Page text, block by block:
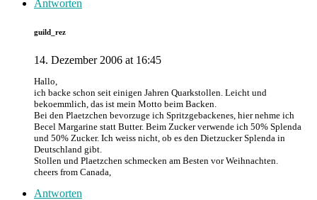
Antworten
guild_rez
14. Dezember 2006 at 16:45
Hallo,
ich backe schon seit einigen Jahren Quarkstollen. Leicht und
bekoemmlich, das ist mein Motto beim Backen.
Bei den Plaetzchen bevorzuge ich Spritzgebackenes, hier nehme ich
Becel Margarine statt Butter. Beim Zucker verwende ich 50% Splenda
und 50% Zucker. Ich weiss nicht, ob es den Dietzucker Splenda in
Deutschland gibt.
Stollen und Plaetzchen schmecken am Besten vor Weihnachten.
cheers from Canada,
Antworten